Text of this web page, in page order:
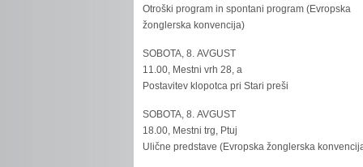
Otroški program in spontani program (Evropska
žonglerska konvencija)
SOBOTA, 8. AVGUST
11.00, Mestni vrh 28, a
Postavitev klopotca pri Stari preši
SOBOTA, 8. AVGUST
18.00, Mestni trg, Ptuj
Ulične predstave (Evropska žonglerska